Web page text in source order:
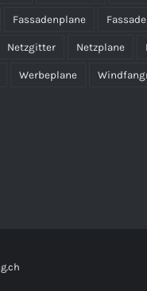
Fassadenplane
Netzgitter Netzplane
Werbeplane